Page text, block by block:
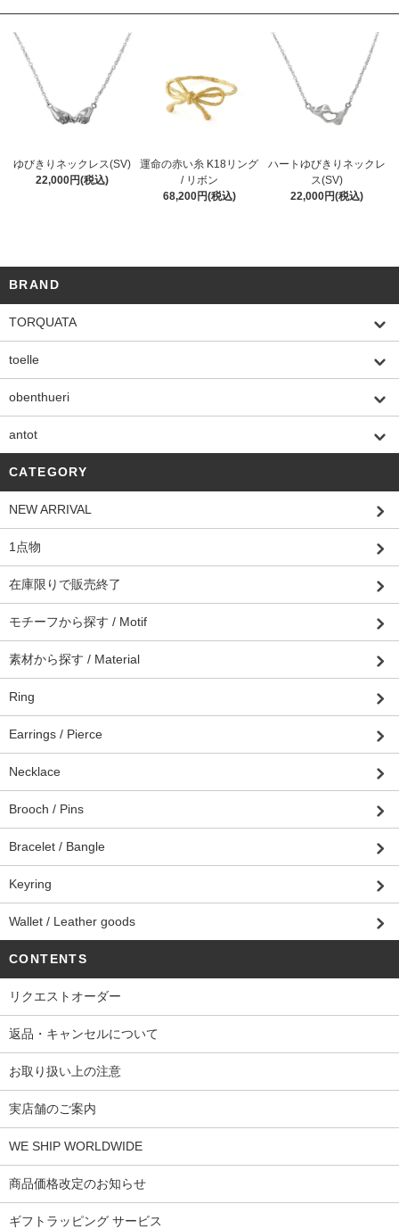
ゆびきりネックレス(SV)
22,000円(税込)
運命の赤い糸 K18リング
/ リボン
68,200円(税込)
ハートゆびきりネックレ
ス(SV)
22,000円(税込)
BRAND
TORQUATA
toelle
obenthueri
antot
CATEGORY
NEW ARRIVAL
1点物
在庫限りで販売終了
モチーフから探す / Motif
素材から探す / Material
Ring
Earrings / Pierce
Necklace
Brooch / Pins
Bracelet / Bangle
Keyring
Wallet / Leather goods
CONTENTS
リクエストオーダー
返品・キャンセルについて
お取り扱い上の注意
実店舗のご案内
WE SHIP WORLDWIDE
商品価格改定のお知らせ
ギフトラッピング サービス